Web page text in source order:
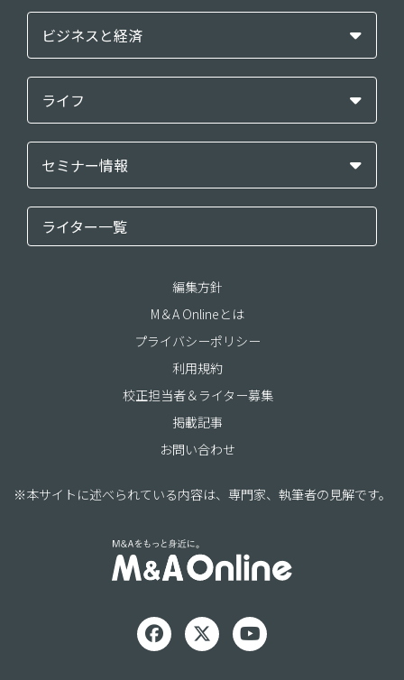
ビジネスと経済
ライフ
セミナー情報
ライター一覧
編集方針
M＆A Onlineとは
プライバシーポリシー
利用規約
校正担当者＆ライター募集
掲載記事
お問い合わせ
※本サイトに述べられている内容は、専門家、執筆者の見解です。